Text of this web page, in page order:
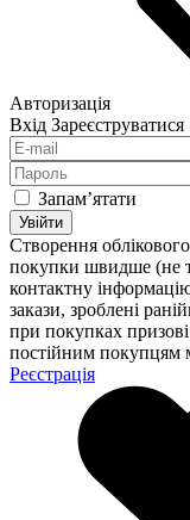
Авторизація
Вхід Зареєструватися
Запам’ятати
Увійти
Створення
покупки швидше (не
контактну
закази, зроблені
при покупках
постійним покупцям
Реєстрація